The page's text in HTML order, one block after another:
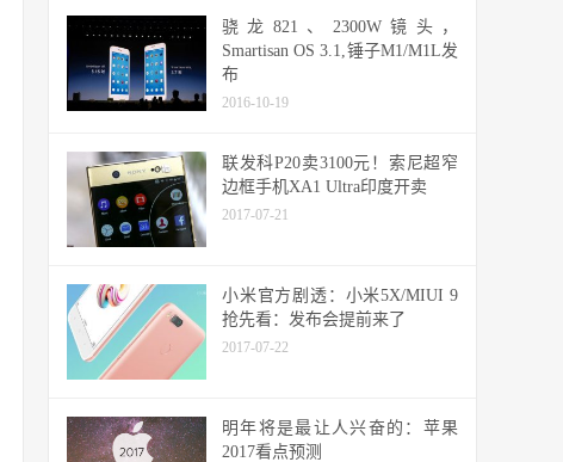
骁龙821、2300W镜头，
Smartisan OS 3.1,锤子M1/M1L发
布
2016-10-19
联发科P20卖3100元！索尼超窄
边框手机XA1 Ultra印度开卖
2017-07-21
小米官方剧透：小米5X/MIUI 9
抢先看：发布会提前来了
2017-07-22
明年将是最让人兴奋的：苹果
2017看点预测